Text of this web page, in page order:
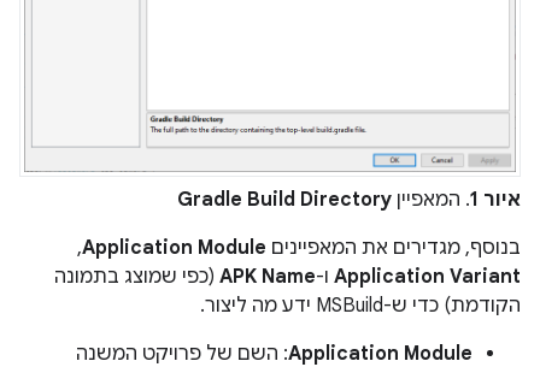
איור 1 . המאפיין Gradle Build Directory
בנוסף, מגדירים את המאפיינים Application Module
,‏
Application Variant ו-APK Name (כפי שמוצג בתמונה
הקודמת) כדי ש-MSBuild ידע מה ליצור.
Application Module: השם של פרויקט המשנה